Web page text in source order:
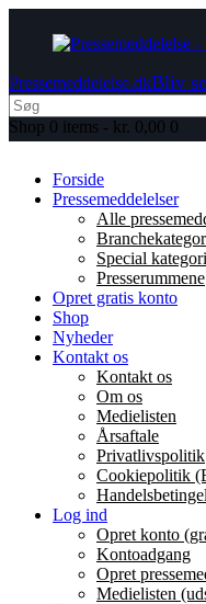
Pressemeddelelse.dkBliv
Shop 0 items - kr. 0,00 0
Forside
Pressemeddelelser
Alle
Special
Presserummene
Opret gratis konto
Shop
Nyheder
Kontakt os
Kontakt os
Om os
Medielisten
Årsaftale
Privatlivspolitik
Cookiepolitik
Log ind
Opret konto
Kontoadgang
Opret
Medielisten